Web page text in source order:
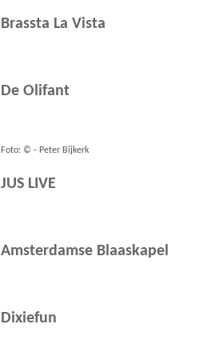
Brassta La Vista
De Olifant
Foto: © - Peter Bijkerk
JUS LIVE
Amsterdamse Blaaskapel
Dixiefun